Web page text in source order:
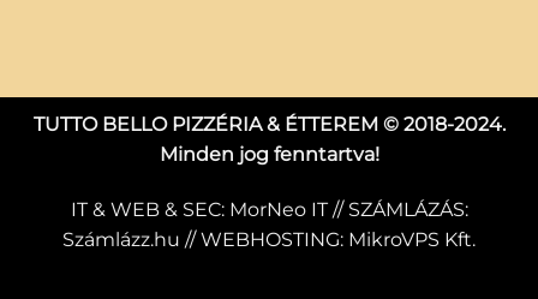
TUTTO BELLO PIZZÉRIA & ÉTTEREM © 2018-2024.
Minden jog fenntartva!
IT & WEB & SEC: MorNeo IT// SZÁMLÁZÁS:
Számlázz.hu // WEBHOSTING: MikroVPS Kft.